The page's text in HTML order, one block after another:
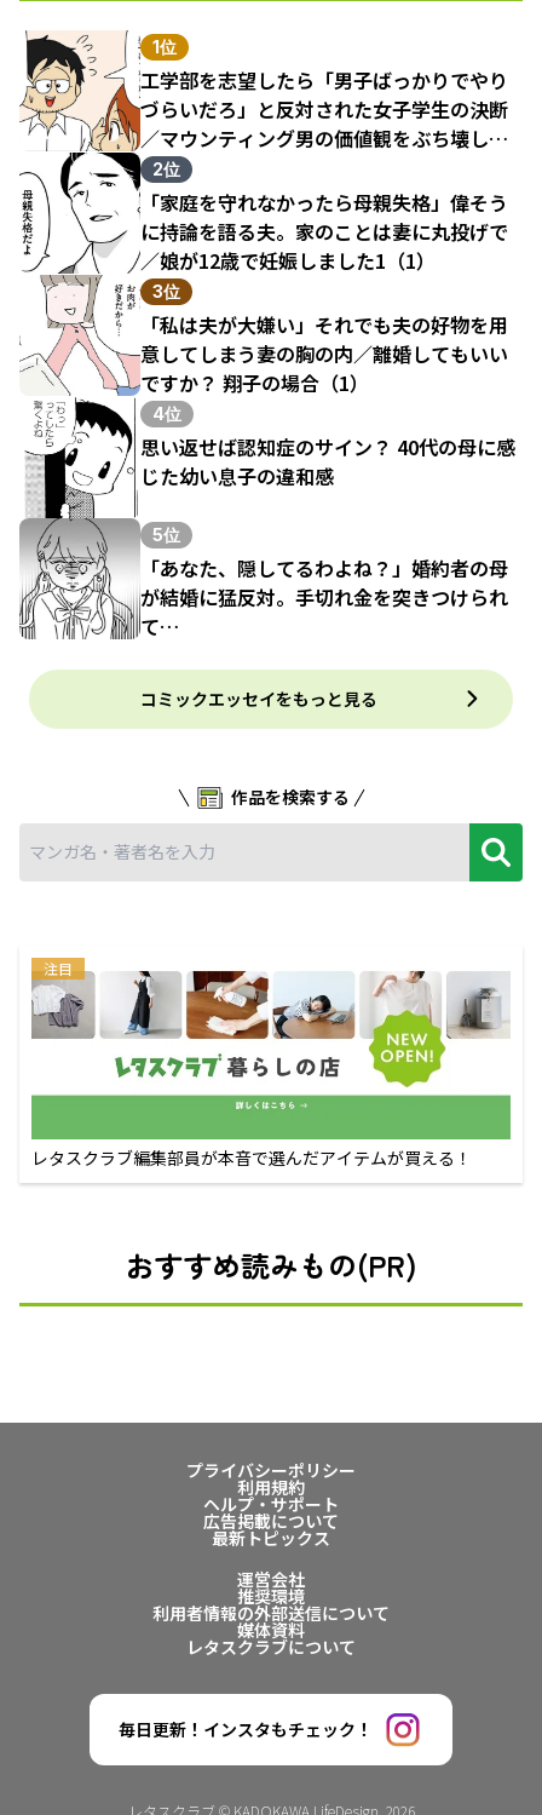
1位
工学部を志望したら「男子ばっかりでやり
づらいだろ」と反対された女子学生の決断
／マウンティング男の価値観をぶち壊した
結果（1）
2位
「家庭を守れなかったら母親失格」偉そう
に持論を語る夫。家のことは妻に丸投げで
／娘が12歳で妊娠しました1（1）
3位
「私は夫が大嫌い」それでも夫の好物を用
意してしまう妻の胸の内／離婚してもいい
ですか？ 翔子の場合（1）
4位
思い返せば認知症のサイン？ 40代の母に感
じた幼い息子の違和感
5位
「あなた、隠してるわよね？」婚約者の母
が結婚に猛反対。手切れ金を突きつけられ
て…
コミックエッセイをもっと見る
作品を検索する
注目
レタスクラブ編集部員が本音で選んだアイテムが買える！
おすすめ読みもの(PR)
プライバシーポリシー
利用規約
ヘルプ・サポート
広告掲載について
最新トピックス
運営会社
推奨環境
利用者情報の外部送信について
媒体資料
レタスクラブについて
毎日更新！インスタもチェック！
レタスクラブ © KADOKAWA LifeDesign. 2026